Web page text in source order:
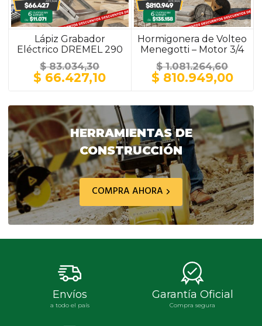
Lápiz Grabador
Eléctrico DREMEL 290
$83.034,30
El
precio
era:
$ 83.034,30.
$ 66.427,10El
es:
$ 66.427,10.
Hormigonera de Volteo
Menegotti – Motor 3/4
HP / 150 Litros / Ruedas
Macizas Plásticas
$1.081.264,60
El
precio
era:
$ 1.081.264,60.
$ 810.949,00El
es:
$
HERRAMIENTAS DE
CONSTRUCCIÓN
COMPRA AHORA
Envíos
a todo el país
Garantía Oficial
Compra segura